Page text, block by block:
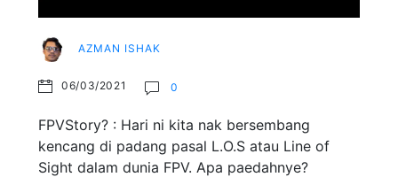
AZMAN ISHAK
06/03/2021 0
FPVStory? : Hari ni kita nak bersembang
kencang di padang pasal L.O.S atau Line of
Sight dalam dunia FPV. Apa paedahnye?